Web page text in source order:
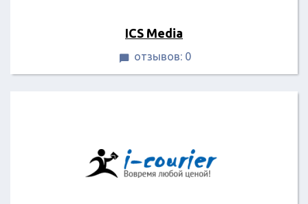
ICS Media
 отзывов: 0